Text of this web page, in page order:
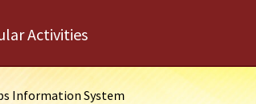
Activities
Information System